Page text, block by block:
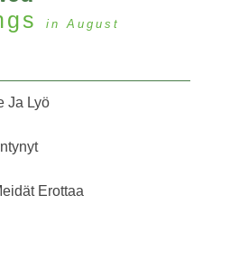
in August
Ja Lyö
Erottaa